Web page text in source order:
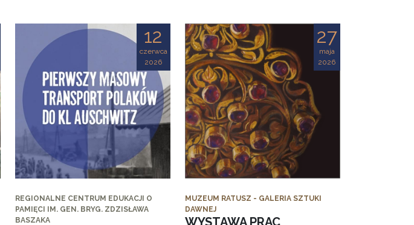
12
czerwca
2026
REGIONALNE CENTRUM EDUKACJI O
PAMIĘCI IM. GEN. BRYG. ZDZISŁAWA
BASZAKA
27
maja
2026
MUZEUM RATUSZ - GALERIA SZTUKI
DAWNEJ